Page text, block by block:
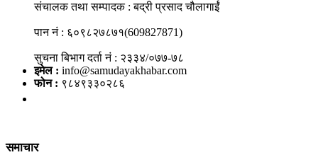
संचालक तथा सम्पादक : बद्री प्रसाद चौलागाईं
पान नं : ६०९८२७८७१(609827871)
सुचना बिभाग दर्ता नं : २३३४/०७७-७८
इमेल : info@samudayakhabar.com
फोन : ९८४९३३०२८६
समाचार